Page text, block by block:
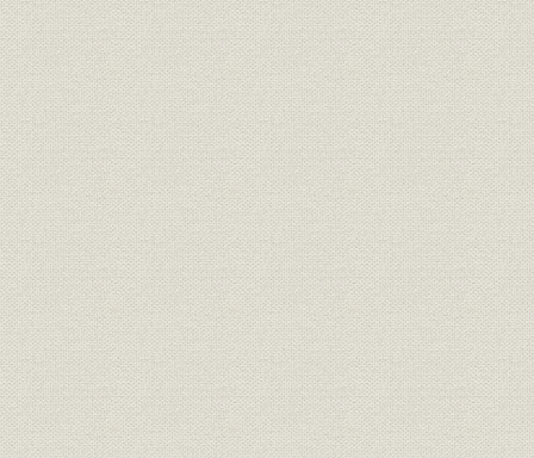
人気絶大「小宮栄一のハッピーエンド」
近藤真彦が競馬欄に登場
ソフトメーカーと予想対決
騎手もタレント? 連日のおめでた特報
[5] イメージ一新、ギャルが追う
女性執筆者が大活躍
高齢者にも格好の推理ゲーム
ギャンブルの控除率にも挑戦
隠れたベストセラー「選手名鑑」